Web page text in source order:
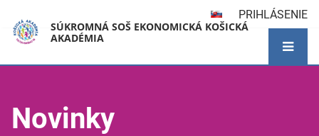
PRIHLÁSENIE
SÚKROMNÁ SOŠ EKONOMICKÁ KOŠICKÁ
AKADÉMIA
Novinky